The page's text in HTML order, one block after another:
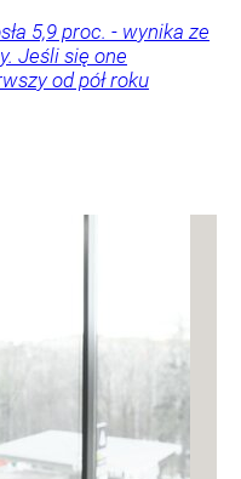
5,9 proc. - wynika ze
Jeśli się one
od pół roku